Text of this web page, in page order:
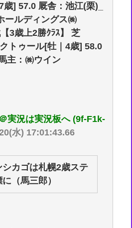
] 57.0 厩舎：池江(栗)_
ールディングス㈱
3歳上2勝ｸﾗｽ】 芝
トゥール[牡｜4歳] 58.0
主：㈱ウイン
実況は実況板へ (9f-F1k-
水) 17:01:43.66
シカゴは札幌2歳ステ
（馬三郎）